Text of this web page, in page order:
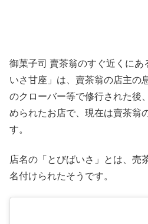
御菓子司 賣茶翁のすぐ近くにあ
いさ甘座」は、賣茶翁の店主の
のクローバー等で修行された後
められたお店で、現在は賣茶翁
す。
店名の「とびばいさ」とは、売
名付けられたそうです。